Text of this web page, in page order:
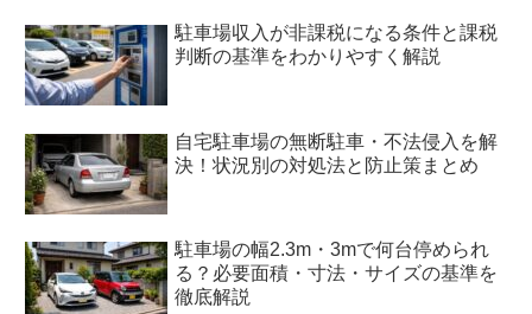
駐車場収入が非課税になる条件と課税
判断の基準をわかりやすく解説
自宅駐車場の無断駐車・不法侵入を解
決！状況別の対処法と防止策まとめ
駐車場の幅2.3m・3mで何台停められ
る？必要面積・寸法・サイズの基準を
徹底解説